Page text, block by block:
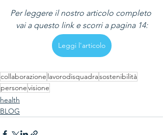
Per leggere il nostro articolo completo
vai a questo link e scorri a pagina 14:
Leggi l'articolo
collaborazione lavorodisquadrasostenibilità
personevisione
health
BLOG